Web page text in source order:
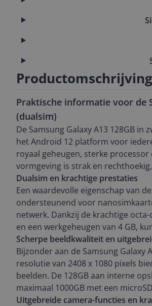
Productomschrijving
Praktische informatie voor de
(dualsim)
De Samsung Galaxy A13 128GB
het Android 12 platform voor
royaal geheugen, sterke
vormgeving is strak en
Dualsim en krachtige prestaties
Een waardevolle eigenschap van
ondersteunend voor
netwerk. Dankzij de krachtige
en een werkgeheugen van 4 GB,
Scherpe beeldkwaliteit en
Bijzonder aan de Samsung Galaxy
resolutie van 2408 x 1080 pixels
beelden. De 128GB aan interne
maximaal 1000GB met een
Uitgebreide camera-functies en